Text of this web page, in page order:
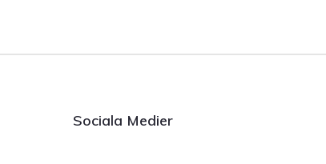
Sociala Medier